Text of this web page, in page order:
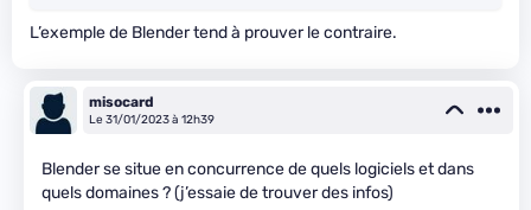
L’exemple de Blender tend à prouver le contraire.
misocard
Le 31/01/2023 à 12h39
Blender se situe en concurrence de quels logiciels et dans
quels domaines ? (j’essaie de trouver des infos)